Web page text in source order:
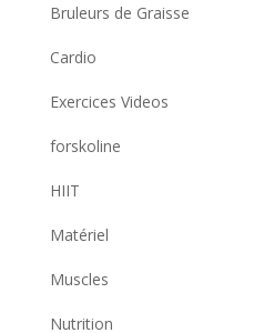
Bruleurs de Graisse
Cardio
Exercices Videos
forskoline
HIIT
Matériel
Muscles
Nutrition